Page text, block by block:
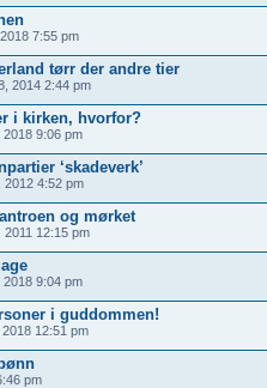
7:55 pm
tørr der andre tier
2014 2:44 pm
i kirken, hvorfor?
2018 9:06 pm
‘skadeverk’
4:52 pm
og mørket
12:15 pm
2018 9:04 pm
i guddommen!
12:51 pm
pm